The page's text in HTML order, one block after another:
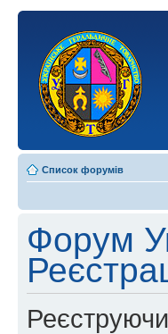
Список форумів
Форум